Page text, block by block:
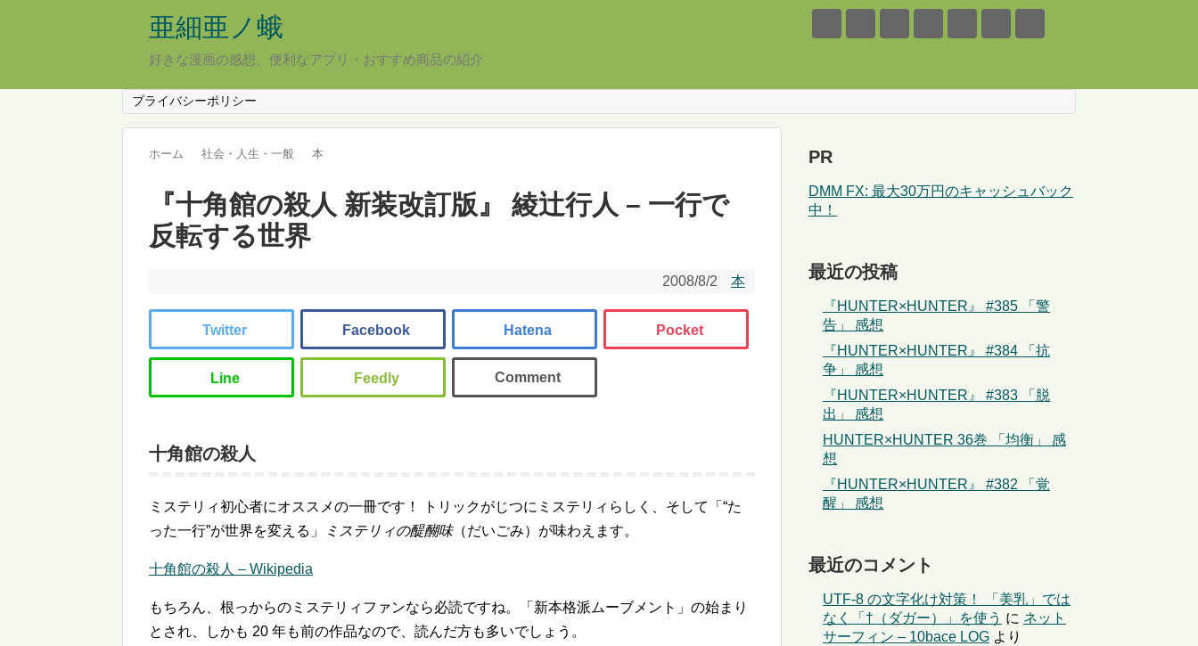
亜細亜ノ蛾
好きな漫画の感想、便利なアプリ・おすすめ商品の紹介
プライバシーポリシー
ホーム 社会・人生・一般 本
『十角館の殺人 新装改訂版』 綾辻行人 – 一行で
反転する世界
2008/8/2 本
十角館の殺人
ミステリィ初心者にオススメの一冊です！ トリックがじつにミステリィらしく、そして「“た
った一行”が世界を変える」
ミステリィの醍醐味（だいごみ）が味わえます。
十角館の殺人 – Wikipedia
もちろん、根っからのミステリィファンなら必読ですね。「新本格派ムーブメント」の始まり
とされ、しかも 20 年も前の作品なので、読んだ方も多いでしょう。
PR
DMM FX: 最大30万円のキャッシュバック
中！
最近の投稿
『HUNTER×HUNTER』 #385 「警
告」 感想
『HUNTER×HUNTER』 #384 「抗
争」 感想
『HUNTER×HUNTER』 #383 「脱
出」 感想
HUNTER×HUNTER 36巻 「均衡」 感
想
『HUNTER×HUNTER』 #382 「覚
醒」 感想
最近のコメント
UTF-8 の文字化け対策！ 「美乳」では
なく「†（ダガー）」を使う に ネット
サーフィン – 10bace LOG より